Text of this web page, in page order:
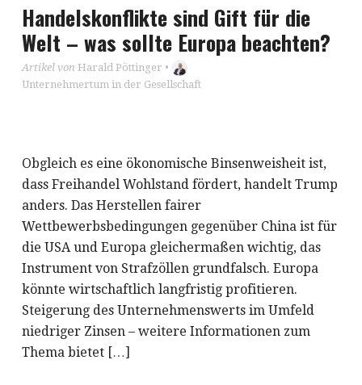
Handelskonflikte sind Gift für die
Welt – was sollte Europa beachten?
Artikel von Harald Pöttinger •
Unternehmertum in der Gesellschaft
Obgleich es eine ökonomische Binsenweisheit ist,
dass Freihandel Wohlstand fördert, handelt Trump
anders. Das Herstellen fairer
Wettbewerbsbedingungen gegenüber China ist für
die USA und Europa gleichermaßen wichtig, das
Instrument von Strafzöllen grundfalsch. Europa
könnte wirtschaftlich langfristig profitieren.
Steigerung des Unternehmenswerts im Umfeld
niedriger Zinsen – weitere Informationen zum
Thema bietet […]